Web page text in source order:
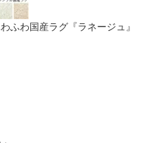
ふわ国産ラグ『ラネージュ』